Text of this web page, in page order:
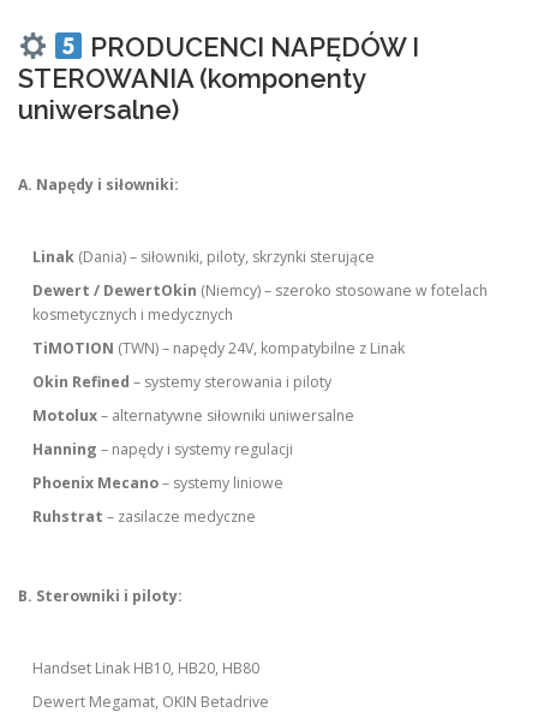
PRODUCENCI NAPĘDÓW I
STEROWANIA (komponenty
uniwersalne)
A. Napędy i siłowniki:
Linak (Dania) – siłowniki, piloty, skrzynki sterujące
Dewert / DewertOkin (Niemcy) – szeroko stosowane w fotelach
kosmetycznych i medycznych
TiMOTION (TWN) – napędy 24V, kompatybilne z Linak
Okin Refined – systemy sterowania i piloty
Motolux– alternatywne siłowniki uniwersalne
Hanning – napędy i systemy regulacji
Phoenix Mecano– systemy liniowe
Ruhstrat – zasilacze medyczne
B. Sterowniki i piloty:
Handset Linak HB10, HB20, HB80
Dewert Megamat, OKIN Betadrive